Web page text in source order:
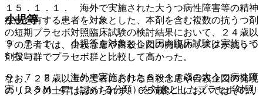
１５．１．１． 海外で実施された大うつ病性障害等の精神
疾患を有する患者を対象とした、本剤を含む複数の抗うつ剤
の短期プラセボ対照臨床試験の検討結果において、２４歳以
下の患者では、自殺念慮や自殺企図の発現のリスクが抗うつ
剤投与群でプラセボ群と比較して高かった。
なお、２５歳以上の患者における自殺念慮や自殺企図の発現
のリスクの上昇は認められず、６５歳以上においてはそのリ
小児等
９．７．１． 小児等を対象とした国内臨床試験は実施して
いない。
９．７．２． 海外で実施された６〜１７歳の大うつ病性障
害（ＤＳＭ−４＊における分類）を対象としたプラセボ対照